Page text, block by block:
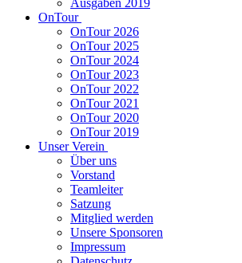
Ausgaben 2019
OnTour
OnTour 2026
OnTour 2025
OnTour 2024
OnTour 2023
OnTour 2022
OnTour 2021
OnTour 2020
OnTour 2019
Unser Verein
Über uns
Vorstand
Teamleiter
Satzung
Mitglied werden
Unsere Sponsoren
Impressum